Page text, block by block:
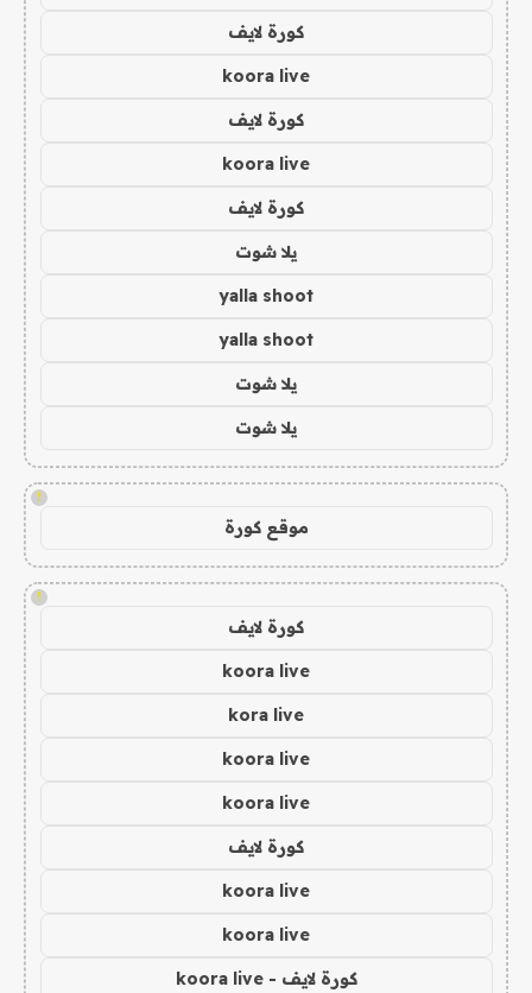
كورة لايف
koora live
كورة لايف
koora live
كورة لايف
يلا شوت
yalla shoot
yalla shoot
يلا شوت
يلا شوت
!
موقع كورة
!
كورة لايف
koora live
kora live
koora live
koora live
كورة لايف
koora live
koora live
كورة لايف - koora live